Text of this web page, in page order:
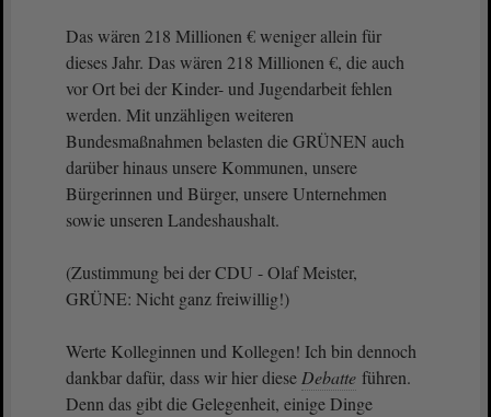
Das wären 218 Millionen € weniger allein für
dieses Jahr. Das wären 218 Millionen €, die auch
vor Ort bei der Kinder- und Jugendarbeit fehlen
werden. Mit unzähligen weiteren
Bundesmaßnahmen belasten die GRÜNEN auch
darüber hinaus unsere Kommunen, unsere
Bürgerinnen und Bürger, unsere Unternehmen
sowie unseren Landeshaushalt.
(Zustimmung bei der CDU - Olaf Meister,
GRÜNE: Nicht ganz freiwillig!)
Werte Kolleginnen und Kollegen! Ich bin dennoch
dankbar dafür, dass wir hier diese Debatte führen.
Denn das gibt die Gelegenheit, einige Dinge